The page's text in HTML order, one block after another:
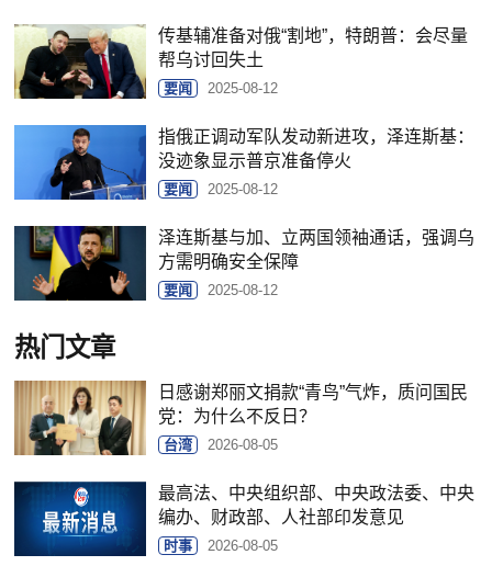
传基辅准备对俄“割地”，特朗普：会尽量
帮乌讨回失土
要闻 2025-08-12
指俄正调动军队发动新进攻，泽连斯基：
没迹象显示普京准备停火
要闻 2025-08-12
泽连斯基与加、立两国领袖通话，强调乌
方需明确安全保障
要闻 2025-08-12
热门文章
日感谢郑丽文捐款“青鸟”气炸，质问国民
党：为什么不反日？
台湾 2026-08-05
最高法、中央组织部、中央政法委、中央
编办、财政部、人社部印发意见
时事 2026-08-05